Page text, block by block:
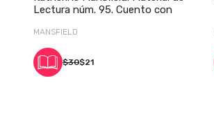
Lectura núm. 95. Cuento con
MANSFIELD
$30$21